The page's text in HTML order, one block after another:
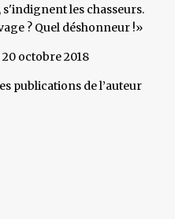
s'indignent les chasseurs.
? Quel déshonneur !»
octobre 2018
publications de l’auteur